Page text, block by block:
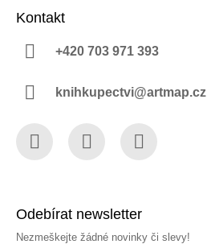
Kontakt
+420 703 971 393
knihkupectvi@artmap.cz
Odebírat newsletter
Nezmeškejte žádné novinky či slevy!